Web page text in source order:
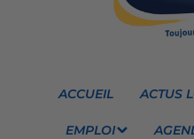
ACCUEIL ACTUS
EMPLOI